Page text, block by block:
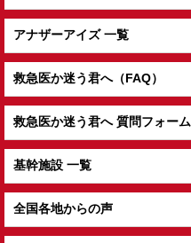
アナザーアイズ 一覧
救急医か迷う君へ（FAQ）
救急医か迷う君へ 質問フォーム
基幹施設 一覧
全国各地からの声